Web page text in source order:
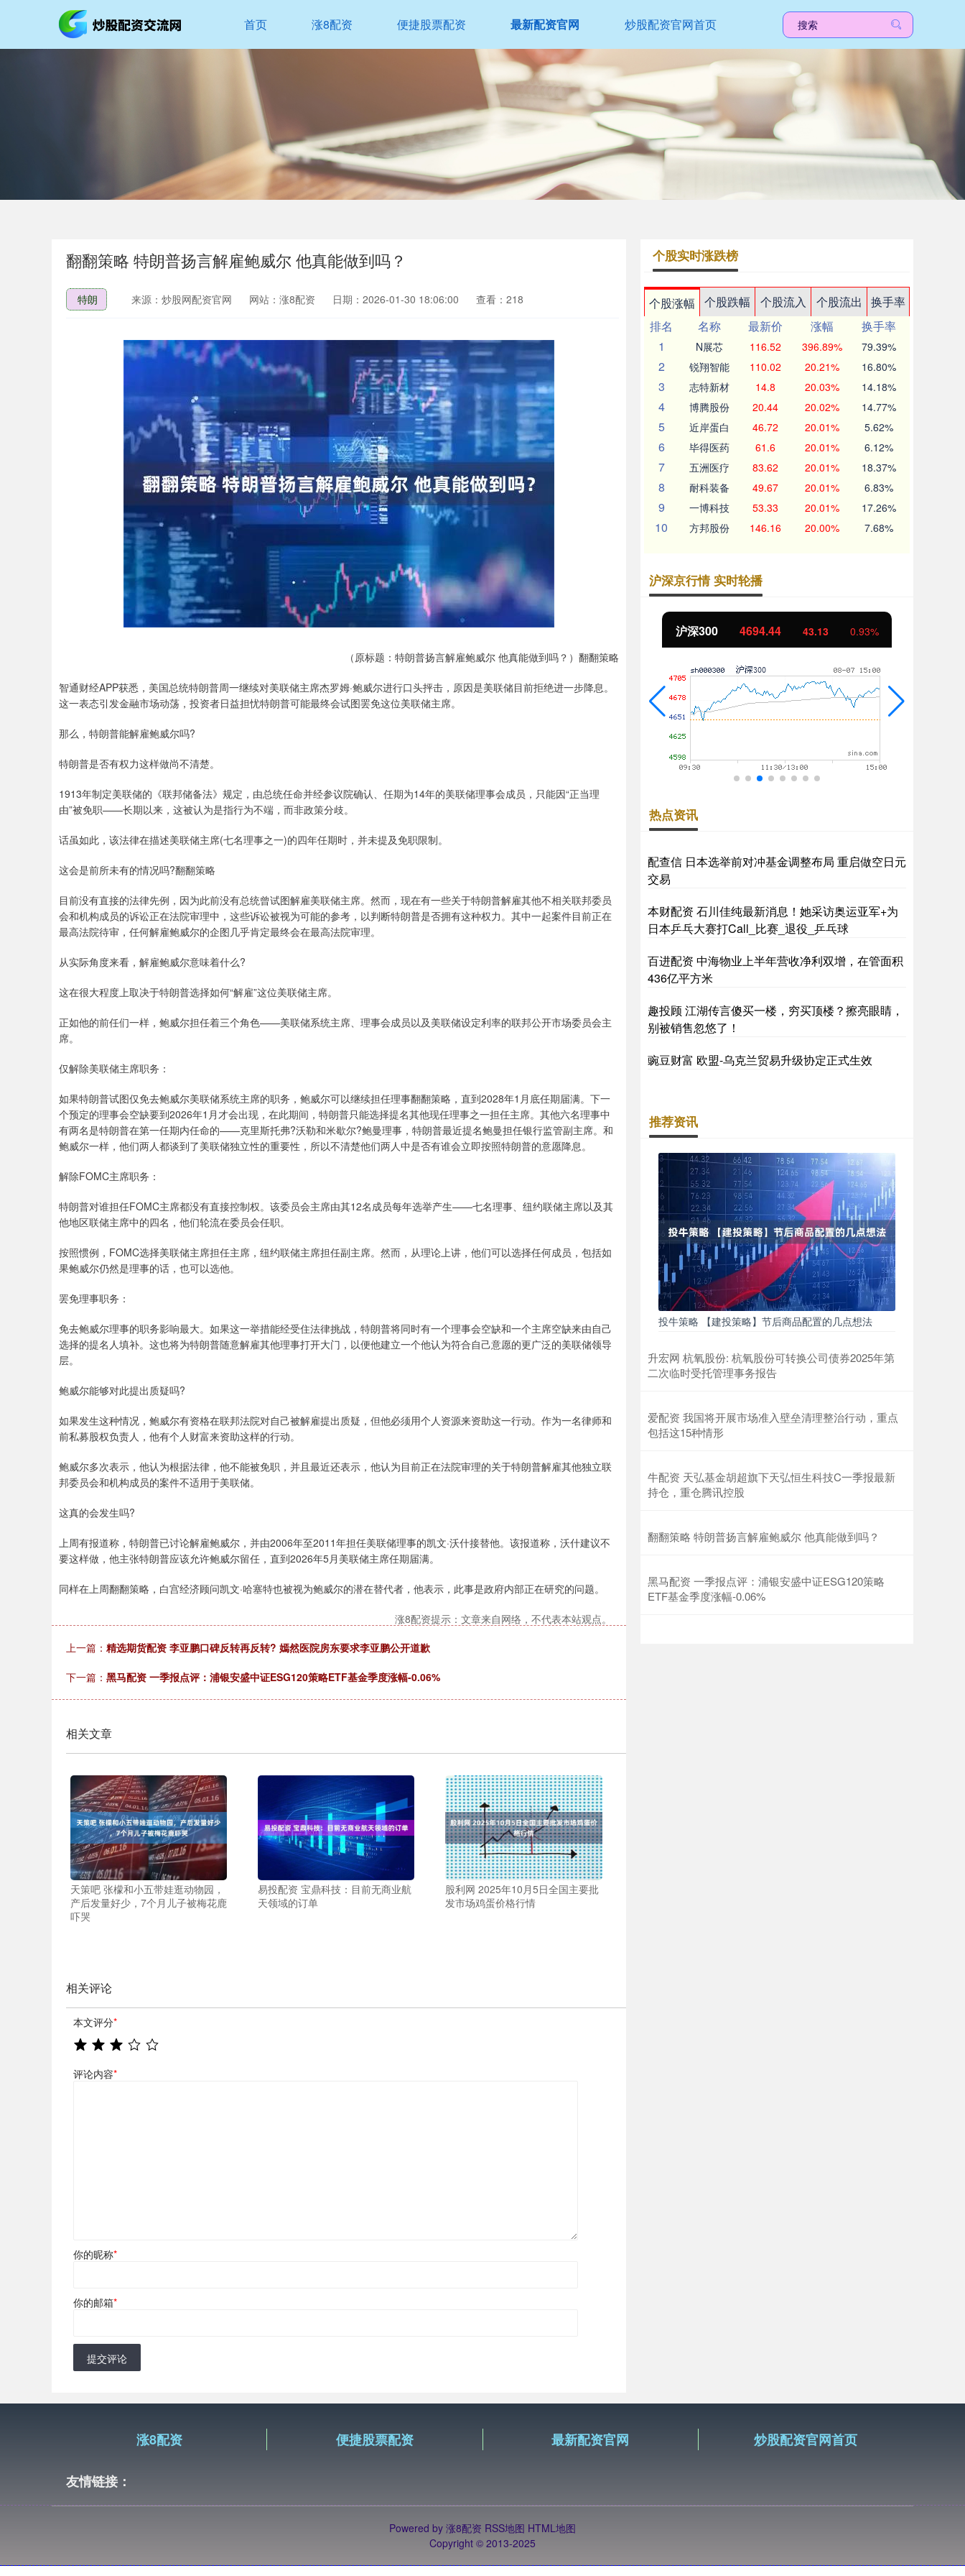
首页 涨8配资 便捷股票配资 最新配资官网 炒股配资官网首页
翻翻策略 特朗普扬言解雇鲍威尔 他真能做到吗？
特朗 来源：炒股网配资官网 网站：涨8配资 日期：2026-01-30 18:06:00 查看：218
（原标题：特朗普扬言解雇鲍威尔 他真能做到吗？）翻翻策略
智通财经APP获悉，美国总统特朗普周一继续对美联储主席杰罗姆·鲍威尔进行口头抨击，原因是美联储目前拒绝进一步降息。
这一表态引发金融市场动荡，投资者日益担忧特朗普可能最终会试图罢免这位美联储主席。
那么，特朗普能解雇鲍威尔吗?
特朗普是否有权力这样做尚不清楚。
1913年制定美联储的《联邦储备法》规定，由总统任命并经参议院确认、任期为14年的美联储理事会成员，只能因“正当理
由”被免职——长期以来，这被认为是指行为不端，而非政策分歧。
话虽如此，该法律在描述美联储主席(七名理事之一)的四年任期时，并未提及免职限制。
这会是前所未有的情况吗?翻翻策略
目前没有直接的法律先例，因为此前没有总统曾试图解雇美联储主席。然而，现在有一些关于特朗普解雇其他不相关联邦委员
会和机构成员的诉讼正在法院审理中，这些诉讼被视为可能的参考，以判断特朗普是否拥有这种权力。其中一起案件目前正在
最高法院待审，任何解雇鲍威尔的企图几乎肯定最终会在最高法院审理。
从实际角度来看，解雇鲍威尔意味着什么?
这在很大程度上取决于特朗普选择如何“解雇”这位美联储主席。
正如他的前任们一样，鲍威尔担任着三个角色——美联储系统主席、理事会成员以及美联储设定利率的联邦公开市场委员会主
席。
仅解除美联储主席职务：
如果特朗普试图仅免去鲍威尔美联储系统主席的职务，鲍威尔可以继续担任理事翻翻策略，直到2028年1月底任期届满。下一
个预定的理事会空缺要到2026年1月才会出现，在此期间，特朗普只能选择提名其他现任理事之一担任主席。其他六名理事中
有两名是特朗普在第一任期内任命的——克里斯托弗?沃勒和米歇尔?鲍曼理事，特朗普最近提名鲍曼担任银行监管副主席。和
鲍威尔一样，他们两人都谈到了美联储独立性的重要性，所以不清楚他们两人中是否有谁会立即按照特朗普的意愿降息。
解除FOMC主席职务：
特朗普对谁担任FOMC主席都没有直接控制权。该委员会主席由其12名成员每年选举产生——七名理事、纽约联储主席以及其
他地区联储主席中的四名，他们轮流在委员会任职。
按照惯例，FOMC选择美联储主席担任主席，纽约联储主席担任副主席。然而，从理论上讲，他们可以选择任何成员，包括如
果鲍威尔仍然是理事的话，也可以选他。
罢免理事职务：
免去鲍威尔理事的职务影响最大。如果这一举措能经受住法律挑战，特朗普将同时有一个理事会空缺和一个主席空缺来由自己
选择的提名人填补。这也将为特朗普随意解雇其他理事打开大门，以便他建立一个他认为符合自己意愿的更广泛的美联储领导
层。
鲍威尔能够对此提出质疑吗?
如果发生这种情况，鲍威尔有资格在联邦法院对自己被解雇提出质疑，但他必须用个人资源来资助这一行动。作为一名律师和
前私募股权负责人，他有个人财富来资助这样的行动。
鲍威尔多次表示，他认为根据法律，他不能被免职，并且最近还表示，他认为目前正在法院审理的关于特朗普解雇其他独立联
邦委员会和机构成员的案件不适用于美联储。
这真的会发生吗?
上周有报道称，特朗普已讨论解雇鲍威尔，并由2006年至2011年担任美联储理事的凯文·沃什接替他。该报道称，沃什建议不
要这样做，他主张特朗普应该允许鲍威尔留任，直到2026年5月美联储主席任期届满。
同样在上周翻翻策略，白宫经济顾问凯文·哈塞特也被视为鲍威尔的潜在替代者，他表示，此事是政府内部正在研究的问题。
涨8配资提示：文章来自网络，不代表本站观点。
上一篇： 精选期货配资 李亚鹏口碑反转再反转? 嫣然医院房东要求李亚鹏公开道歉
下一篇： 黑马配资 一季报点评：浦银安盛中证ESG120策略ETF基金季度涨幅-0.06%
相关文章
天策吧 张檬和小五带娃逛动物园，
产后发量好少，7个月儿子被梅花鹿
吓哭
易投配资 宝鼎科技：目前无商业航
天领域的订单
股利网 2025年10月5日全国主要批
发市场鸡蛋价格行情
相关评论
本文评分*
评论内容*
你的昵称*
你的邮箱*
提交评论
个股实时涨跌榜
个股涨幅 个股跌幅 个股流入 个股流出
换手率
排名
名称 最新价 涨幅
换手率
1
N展芯 116.52 396.89% 79.39%
2 锐翔智能 110.02 20.21% 16.80%
3 志特新材 14.8 20.03% 14.18%
4 博腾股份 20.44 20.02% 14.77%
5 近岸蛋白 46.72 20.01% 5.62%
6 毕得医药 61.6 20.01% 6.12%
7 五洲医疗 83.62 20.01% 18.37%
8 耐科装备 49.67 20.01% 6.83%
9 一博科技 53.33 20.01% 17.26%
10 方邦股份 146.16 20.00% 7.68%
沪深京行情 实时轮播
深证成指 14311.01 200.89 1.42% 沪深300 4694.44 43.13 北证50 1134.24 11.37 1.01%
热点资讯
配查信 日本选举前对冲基金调整布局 重启做空日元
交易
本财配资 石川佳纯最新消息！她采访奥运亚军+为
日本乒乓大赛打Call_比赛_退役_乒乓球
百进配资 中海物业上半年营收净利双增，在管面积
436亿平方米
趣投顾 江湖传言傻买一楼，穷买顶楼？擦亮眼睛，
别被销售忽悠了！
豌豆财富 欧盟-乌克兰贸易升级协定正式生效
推荐资讯
投牛策略 【建投策略】节后商品配置的几点想法
升宏网 杭氧股份: 杭氧股份可转换公司债券2025年第
二次临时受托管理事务报告
爱配资 我国将开展市场准入壁垒清理整治行动，重点
包括这15种情形
牛配资 天弘基金胡超旗下天弘恒生科技C一季报最新
持仓，重仓腾讯控股
翻翻策略 特朗普扬言解雇鲍威尔 他真能做到吗？
黑马配资 一季报点评：浦银安盛中证ESG120策略
ETF基金季度涨幅-0.06%
涨8配资 便捷股票配资 最新配资官网 炒股配资官网首页
友情链接：
Powered by 涨8配资 RSS地图 HTML地图
Copyright © 2013-2025